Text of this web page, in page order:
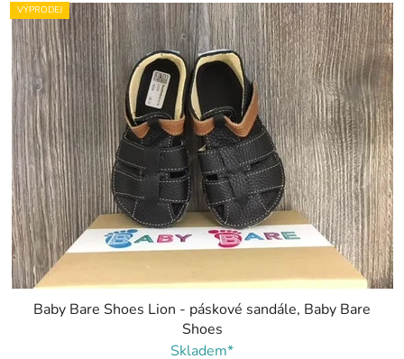
VÝPRODEJ
Baby Bare Shoes Lion - páskové sandále, Baby Bare
Shoes
Skladem*